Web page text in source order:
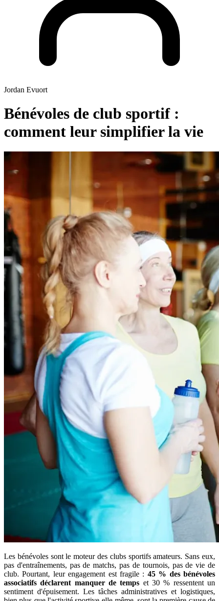
Jordan Evuort
Bénévoles de club sportif :
comment leur simplifier la vie
Les bénévoles sont le moteur des clubs sportifs amateurs. Sans eux,
pas d'entraînements, pas de matchs, pas de tournois, pas de vie de
club. Pourtant, leur engagement est fragile : 45 % des bénévoles
associatifs déclarent manquer de temps et 30 % ressentent un
sentiment d'épuisement. Les tâches administratives et logistiques,